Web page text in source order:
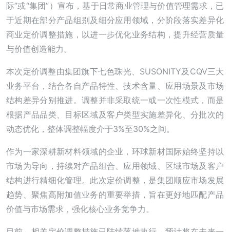
际”或“集团”）宣布，基于日常商业管理与价值管理需求，已
于近期在部分产品组别及细分应用领域，分阶段落实差异化
商业定价调整措施，以进一步优化业务结构，提升经营质量
与价值创造能力。
本次定价调整由集团旗下七色珠光、SUSONITY及CQV三大
业务平台，结合各自产品特性、技术含量、应用场景及市场
结构差异分别推进。调整并非采取统一或一次性模式，而是
根据产品品类、目标区域及客户类型实施差异化、分批次的
动态优化，整体调整幅度介于3%至30%之间。
作为一家深耕新材料领域的企业，环球新材国际始终坚持以
市场为导向，持续对产品组合、应用领域、区域市场及客户
结构进行精细化管理。此次定价调整，是集团顺应市场发展
趋势、聚焦高附加值业务的重要举措，旨在更好地匹配产品
价值与市场需求，强化核心业务竞争力。